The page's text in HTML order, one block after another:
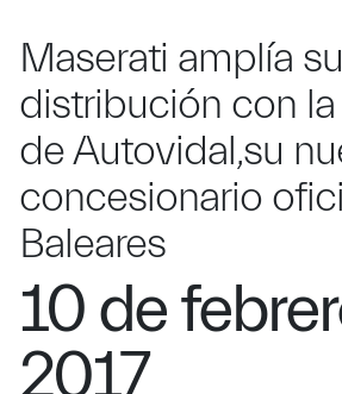
Maserati amplía
distribución con
de Autovidal,su
concesionario
Baleares
10 de
2017